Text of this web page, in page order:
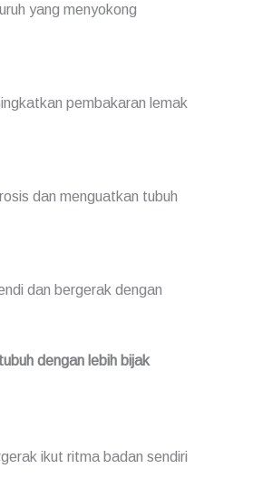
yang menyokong
pembakaran lemak
dan menguatkan tubuh
dan bergerak dengan
dengan lebih bijak
ikut ritma badan sendiri